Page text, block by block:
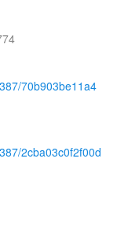
70b903be11a4
2cba03c0f2f00d